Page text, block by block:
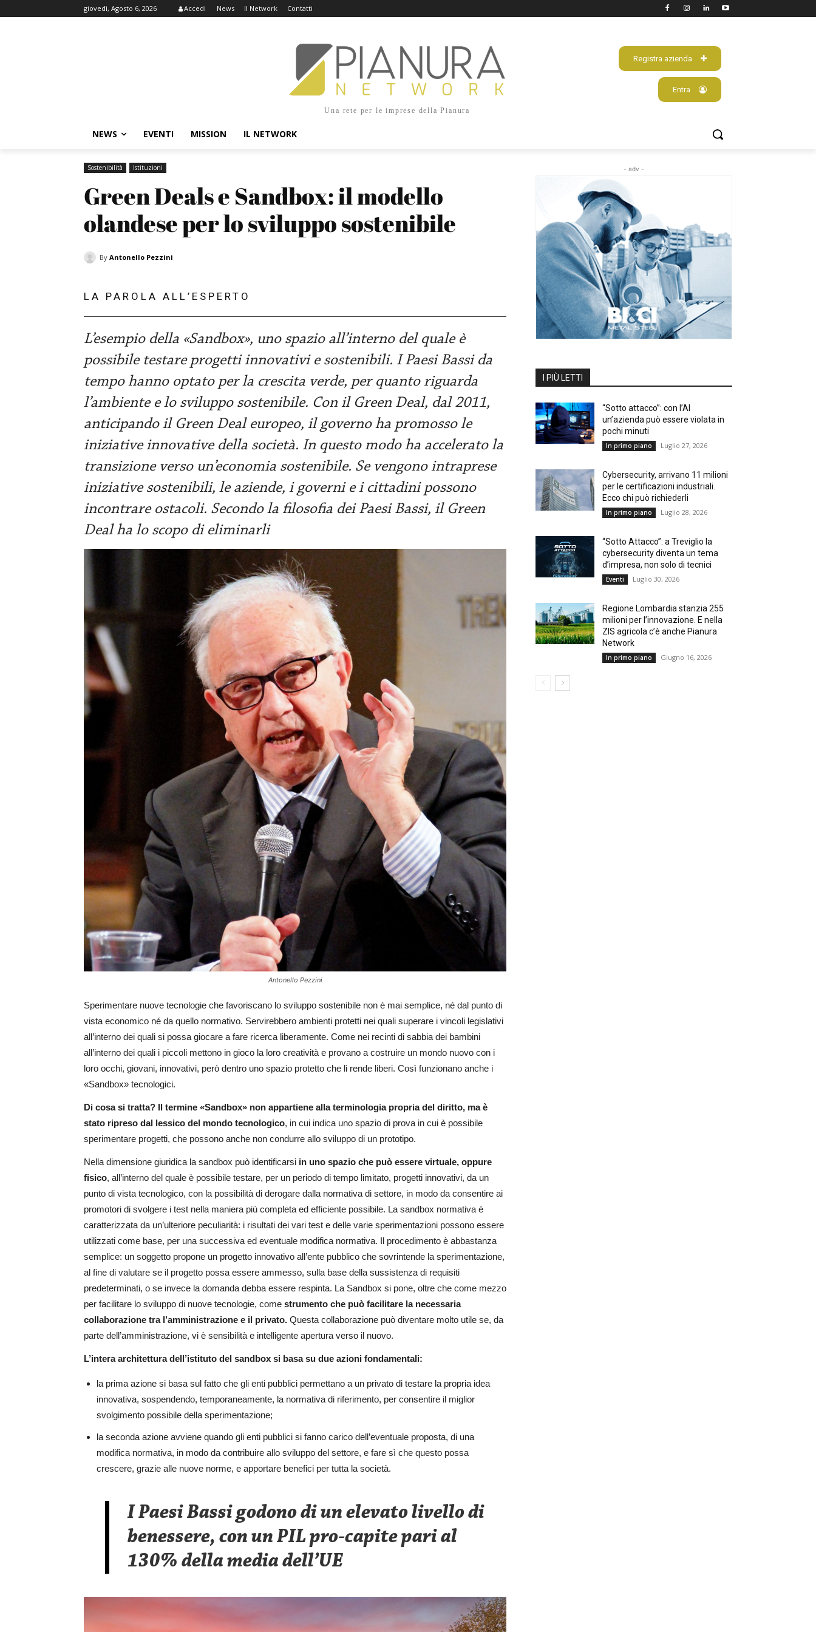
giovedì, Agosto 6, 2026 Accedi News Il Network Contatti
Una rete per le imprese della Pianura
Registra azienda
Entra
NEWS EVENTI MISSION IL NETWORK
Sostenibilità Istituzioni
Green Deals e Sandbox: il modello
olandese per lo sviluppo sostenibile
By Antonello Pezzini
LA PAROLA ALL’ESPERTO
L’esempio della «Sandbox», uno spazio all’interno del quale è
possibile testare progetti innovativi e sostenibili. I Paesi Bassi da
tempo hanno optato per la crescita verde, per quanto riguarda
l’ambiente e lo sviluppo sostenibile. Con il Green Deal, dal 2011,
anticipando il Green Deal europeo, il governo ha promosso le
iniziative innovative della società. In questo modo ha accelerato la
transizione verso un’economia sostenibile. Se vengono intraprese
iniziative sostenibili, le aziende, i governi e i cittadini possono
incontrare ostacoli. Secondo la filosofia dei Paesi Bassi, il Green
Deal ha lo scopo di eliminarli
Antonello Pezzini
Sperimentare nuove tecnologie che favoriscano lo sviluppo sostenibile non è mai semplice, né dal punto di
vista economico né da quello normativo. Servirebbero ambienti protetti nei quali superare i vincoli legislativi
all’interno dei quali si possa giocare a fare ricerca liberamente. Come nei recinti di sabbia dei bambini
all’interno dei quali i piccoli mettono in gioco la loro creatività e provano a costruire un mondo nuovo con i
loro occhi, giovani, innovativi, però dentro uno spazio protetto che li rende liberi. Così funzionano anche i
«Sandbox» tecnologici.
Di cosa si tratta? Il termine «Sandbox» non appartiene alla terminologia propria del diritto, ma è
stato ripreso dal lessico del mondo tecnologico, in cui indica uno spazio di prova in cui è possibile
sperimentare progetti, che possono anche non condurre allo sviluppo di un prototipo.
Nella dimensione giuridica la sandbox può identificarsi in uno spazio che può essere virtuale, oppure
fisico, all’interno del quale è possibile testare, per un periodo di tempo limitato, progetti innovativi, da un
punto di vista tecnologico, con la possibilità di derogare dalla normativa di settore, in modo da consentire ai
promotori di svolgere i test nella maniera più completa ed efficiente possibile. La sandbox normativa è
caratterizzata da un’ulteriore peculiarità: i risultati dei vari test e delle varie sperimentazioni possono essere
utilizzati come base, per una successiva ed eventuale modifica normativa. Il procedimento è abbastanza
semplice: un soggetto propone un progetto innovativo all’ente pubblico che sovrintende la sperimentazione,
al fine di valutare se il progetto possa essere ammesso, sulla base della sussistenza di requisiti
predeterminati, o se invece la domanda debba essere respinta. La Sandbox si pone, oltre che come mezzo
per facilitare lo sviluppo di nuove tecnologie, come strumento che può facilitare la necessaria
collaborazione tra l’amministrazione e il privato. Questa collaborazione può diventare molto utile se, da
parte dell’amministrazione, vi è sensibilità e intelligente apertura verso il nuovo.
L’intera architettura dell’istituto del sandbox si basa su due azioni fondamentali:
la prima azione si basa sul fatto che gli enti pubblici permettano a un privato di testare la propria idea
innovativa, sospendendo, temporaneamente, la normativa di riferimento, per consentire il miglior
svolgimento possibile della sperimentazione;
la seconda azione avviene quando gli enti pubblici si fanno carico dell’eventuale proposta, di una
modifica normativa, in modo da contribuire allo sviluppo del settore, e fare sì che questo possa
crescere, grazie alle nuove norme, e apportare benefici per tutta la società.
I Paesi Bassi godono di un elevato livello di
benessere, con un PIL pro-capite pari al
130% della media dell’UE
- adv -
I PIÙ LETTI
“Sotto attacco”: con l’AI
un’azienda può essere violata in
pochi minuti
In primo piano Luglio 27, 2026
Cybersecurity, arrivano 11 milioni
per le certificazioni industriali.
Ecco chi può richiederli
In primo piano Luglio 28, 2026
“Sotto Attacco”: a Treviglio la
cybersecurity diventa un tema
d’impresa, non solo di tecnici
Eventi Luglio 30, 2026
Regione Lombardia stanzia 255
milioni per l’innovazione. E nella
ZIS agricola c’è anche Pianura
Network
In primo piano Giugno 16, 2026